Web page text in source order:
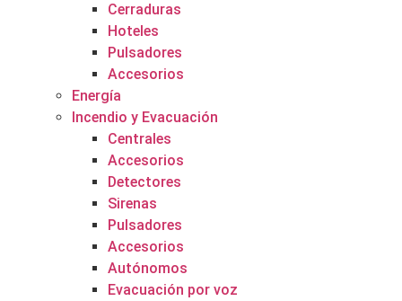
Cerraduras
Hoteles
Pulsadores
Accesorios
Energía
Incendio y Evacuación
Centrales
Accesorios
Detectores
Sirenas
Pulsadores
Accesorios
Autónomos
Evacuación por voz